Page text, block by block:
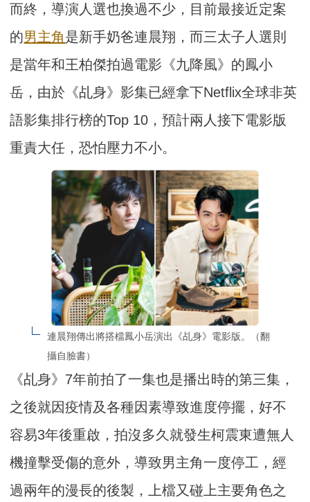
而終，導演人選也換過不少，目前最接近定案
的男主角是新手奶爸連晨翔，而三太子人選則
是當年和王柏傑拍過電影《九降風》的鳳小
岳，由於《乩身》影集已經拿下Netflix全球非英
語影集排行榜的Top 10，預計兩人接下電影版
重責大任，恐怕壓力不小。
連晨翔傳出將搭檔鳳小岳演出《乩身》電影版。（翻
攝自臉書）
《乩身》7年前拍了一集也是播出時的第三集，
之後就因疫情及各種因素導致進度停擺，好不
容易3年後重啟，拍沒多久就發生柯震東遭無人
機撞擊受傷的意外，導致男主角一度停工，經
過兩年的漫長的後製，上檔又碰上主要角色之